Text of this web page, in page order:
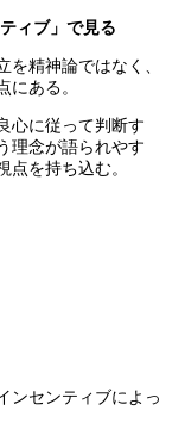
ィブ」で見る
精神論ではなく、
にある。
心に従って判断す
理念が語られやす
点を持ち込む。
ンセンティブによっ